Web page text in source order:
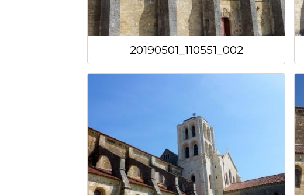
20190501_110551_002